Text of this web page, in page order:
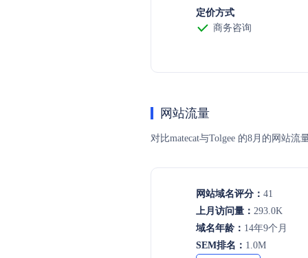
定价方式
商务咨询
网站流量
对比matecat与Tolgee 的8月的网站
网站域名评分： 41
上月访问量： 293.0K
域名年龄： 14年9个月
SEM排名： 1.0M